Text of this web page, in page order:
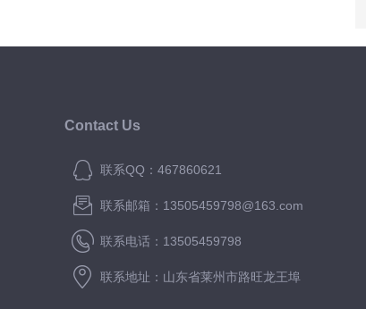
Contact Us
联系QQ：467860621
联系邮箱：13505459798@163.com
联系电话：13505459798
联系地址：山东省莱州市路旺龙王埠